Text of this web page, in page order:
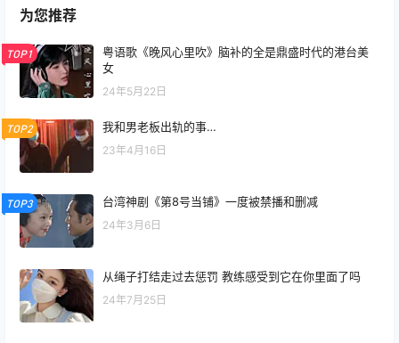
为您推荐
TOP1
粤语歌《晚风心里吹》脑补的全是鼎盛时代的港台美
女
24年5月22日
TOP2 我和男老板出轨的事…
23年4月16日
TOP3 台湾神剧《第8号当铺》一度被禁播和删减
24年3月6日
从绳子打结走过去惩罚 教练感受到它在你里面了吗
24年7月25日